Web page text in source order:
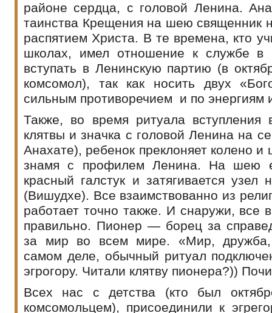
районе сердца, с головой Ленина.
таинства Крещения на шею священник
распятием Христа. В те времена, кто
школах, имел отношение к службе в
вступать в Ленинскую партию (в
комсомол), так как носить двух
сильным противоречием и по энергиям
Также, во время ритуала вступления
клятвы и значка с головой Ленина на
Анахате), ребенок преклоняет колено и
знамя с профилем Ленина. На шею
красный галстук и затягивается узел
(Вишудхе). Все взаимствованно из
работает точно также. И снаружи, все
правильно. Пионер — борец за
за мир во всем мире. «Мир,
самом деле, обычный ритуал
эгрогору. Читали клятву пионера?))
Всех нас с детства (кто был
комсомольцем), присоединили к